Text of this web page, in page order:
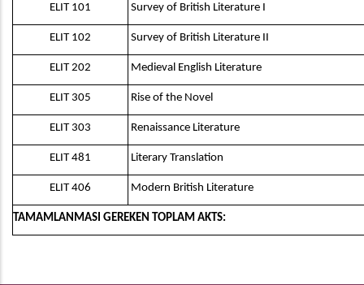
ELIT 101 Survey of British Literature I
ELIT 102 Survey of British Literature II
ELIT 202 Medieval English Literature
ELIT 305 Rise of the Novel
ELIT 303 Renaissance Literature
ELIT 481 Literary Translation
ELIT 406 Modern British Literature
TAMAMLANMASI GEREKEN TOPLAM AKTS: